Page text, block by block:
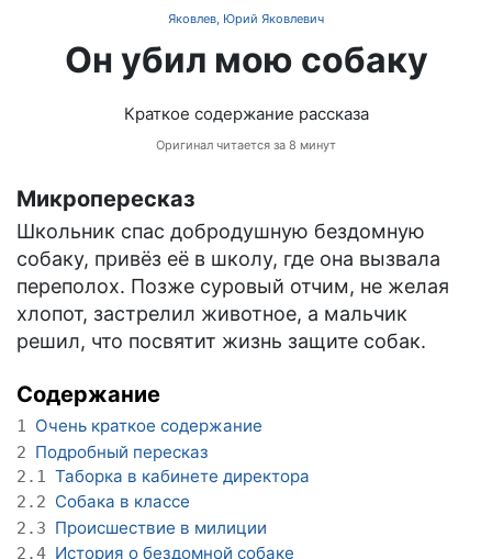
Яковлев, Юрий Яковлевич
Он убил мою собаку
Краткое содержание рассказа
Оригинал читается за 8 минут
Микропересказ
Школьник спас добродушную бездомную
собаку, привёз её в школу, где она вызвала
переполох. Позже суровый отчим, не желая
хлопот, застрелил животное, а мальчик
решил, что посвятит жизнь защите собак.
Содержание
1 Очень краткое содержание
2 Подробный пересказ
2.1 Таборка в кабинете директора
2.2 Собака в классе
2.3 Происшествие в милиции
2.4 История о бездомной собаке